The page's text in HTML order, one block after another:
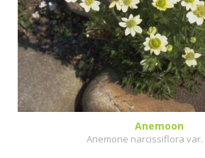
Anemoon
Anemone narcissiflora var.